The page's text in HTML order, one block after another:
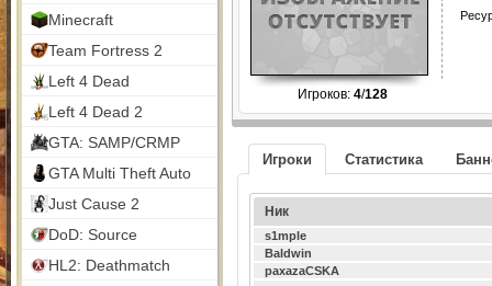
Minecraft
Team Fortress 2
Left 4 Dead
Left 4 Dead 2
GTA: SAMP/CRMP
GTA Multi Theft Auto
Just Cause 2
DoD: Source
HL2: Deathmatch
Игроков: 4/128
Игроки Статистика
Ник
s1mple
Baldwin
paxazaCSKA